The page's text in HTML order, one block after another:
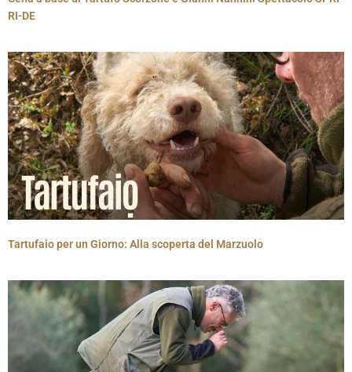
RI-DE
Tartufaio per un Giorno: Alla scoperta del Marzuolo